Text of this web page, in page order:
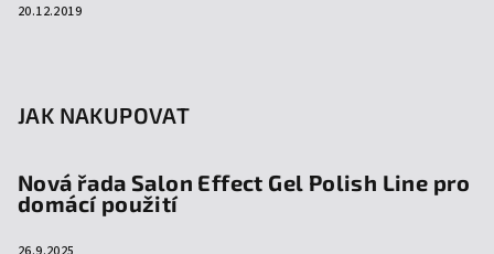
20.12.2019
JAK NAKUPOVAT
Nová řada Salon Effect Gel Polish Line pro
domácí použití